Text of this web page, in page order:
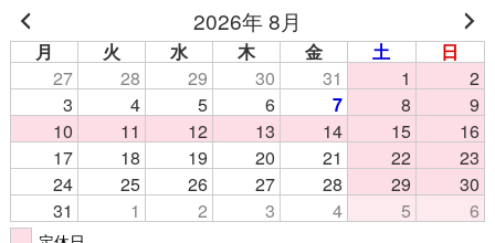
2026年 8月
月 火 水 木 金 土
日
27
28 29 30 31 1
2
3
4 5 6 7 8
9
10
11 12 13 14 15
16
17
18 19 20 21 22
23
24
25 26 27 28 29
30
31
1 2 3 4 5 6